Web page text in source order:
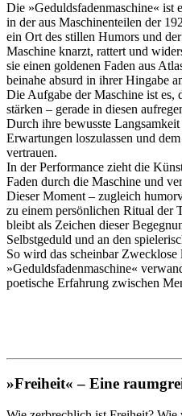
Die »Geduldsfadenmaschine« ist
in der aus Maschinenteilen der
ein Ort des stillen Humors und
Maschine knarzt, rattert und
sie einen goldenen Faden aus
beinahe absurd in ihrer Hingabe
Die Aufgabe der Maschine ist es,
stärken – gerade in diesen
Durch ihre bewusste
Erwartungen loszulassen und
vertrauen.
In der Performance zieht die
Faden durch die Maschine und
Dieser Moment – zugleich
zu einem persönlichen Ritual der
bleibt als Zeichen dieser
Selbstgeduld und an den
So wird das scheinbar
»Geduldsfadenmaschine«
poetische Erfahrung zwischen
»Freiheit« – Eine